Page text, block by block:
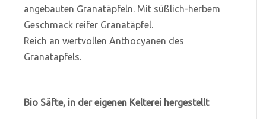
angebauten Granatäpfeln. Mit süßlich-herbem
Geschmack reifer Granatäpfel.
Reich an wertvollen Anthocyanen des
Granatapfels.
Bio Säfte, in der eigenen Kelterei hergestellt